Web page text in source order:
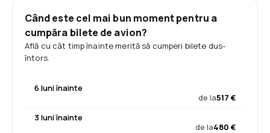
Când este cel mai bun moment pentru a
cumpăra bilete de avion?
Află cu cât timp înainte merită să cumperi bilete dus-
întors.
6 luni înainte
de la517 €
3 luni înainte
de la480 €